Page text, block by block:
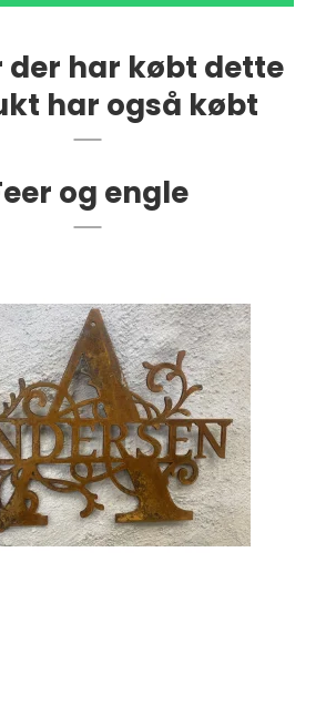
der har købt dette
har også købt
og engle